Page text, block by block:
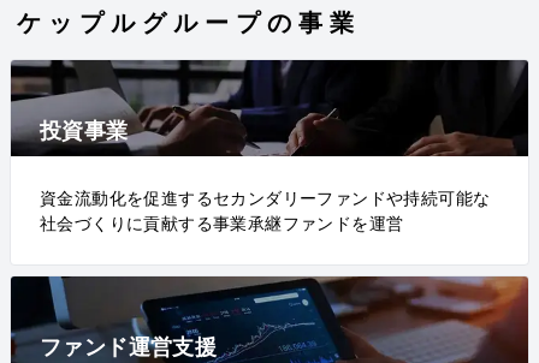
ケップルグループの事業
投資事業
資金流動化を促進するセカンダリーファンドや持続可能な
社会づくりに貢献する事業承継ファンドを運営
ファンド運営支援